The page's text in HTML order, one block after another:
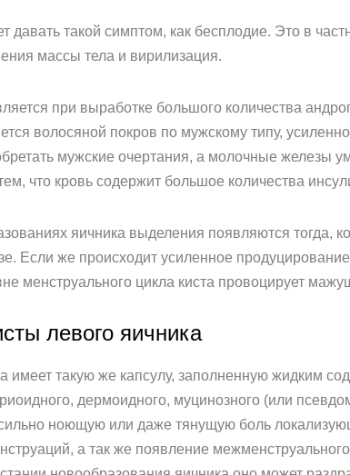
давать такой симптом, как бесплодие. Это в
массы тела и вирилизация.
при выработке большого количества
волосяной покров по мужскому типу,
мужские очертания, а молочные железы
что кровь содержит большое количества
яичника выделения появляются тогда,
Если же происходит усиленное
менструального цикла киста провоцирует
левого яичника
имеет такую же капсулу, заполненную жидким
дермоидного, муцинозного (или
ноющую или даже тянущую боль
а так же появление